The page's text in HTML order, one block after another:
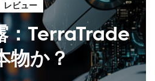
レビュー
：TerraTrade
物か？